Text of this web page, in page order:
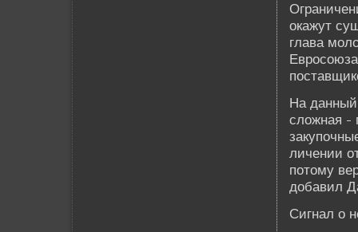
окажут
глава
На
сложная -
личении
потому
добавил
Сигнал о